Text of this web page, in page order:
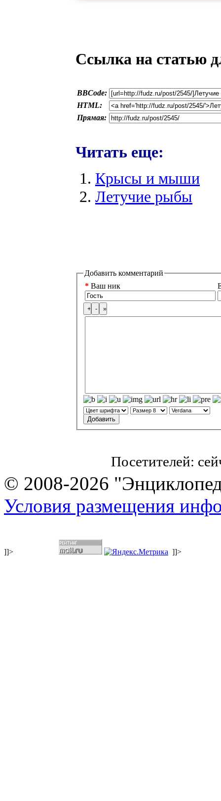
Ссылка на статью
BBCode:
HTML:
Прямая:
Читать еще:
Крысы и мыши
Летучие рыбы
Добавить комментарий
* Ваш ник
Посетителей:
© 2008-2026
Условия размещения
]]> ]]>